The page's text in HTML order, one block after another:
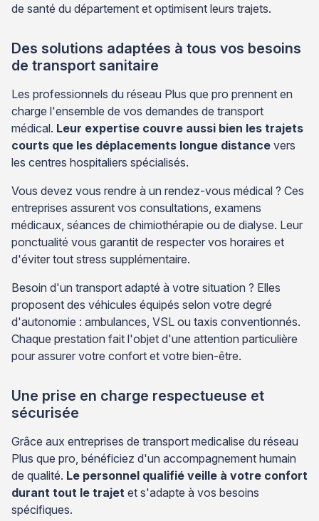
de santé du département et optimisent leurs trajets.
Des solutions adaptées à tous vos besoins
de transport sanitaire
Les professionnels du réseau Plus que pro prennent en
charge l'ensemble de vos demandes de transport
médical. Leur expertise couvre aussi bien les trajets
courts que les déplacements longue distance vers
les centres hospitaliers spécialisés.
Vous devez vous rendre à un rendez-vous médical ? Ces
entreprises assurent vos consultations, examens
médicaux, séances de chimiothérapie ou de dialyse. Leur
ponctualité vous garantit de respecter vos horaires et
d'éviter tout stress supplémentaire.
Besoin d'un transport adapté à votre situation ? Elles
proposent des véhicules équipés selon votre degré
d'autonomie : ambulances, VSL ou taxis conventionnés.
Chaque prestation fait l'objet d'une attention particulière
pour assurer votre confort et votre bien-être.
Une prise en charge respectueuse et
sécurisée
Grâce aux entreprises de transport medicalise du réseau
Plus que pro, bénéficiez d'un accompagnement humain
de qualité. Le personnel qualifié veille à votre confort
durant tout le trajet et s'adapte à vos besoins
spécifiques.